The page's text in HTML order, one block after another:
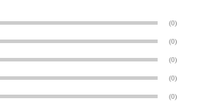
(0)
(0)
(0)
(0)
(0)